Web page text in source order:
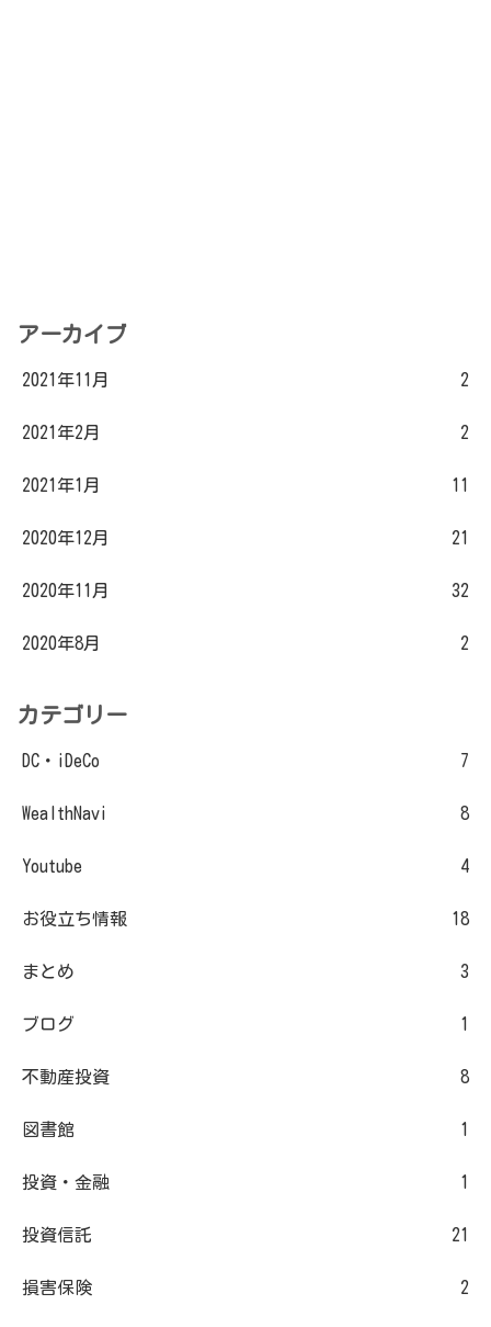
アーカイブ
2021年11月 2
2021年2月 2
2021年1月 11
2020年12月 21
2020年11月 32
2020年8月 2
カテゴリー
DC・iDeCo 7
WealthNavi 8
Youtube 4
お役立ち情報 18
まとめ 3
ブログ 1
不動産投資 8
図書館 1
投資・金融 1
投資信託 21
損害保険 2